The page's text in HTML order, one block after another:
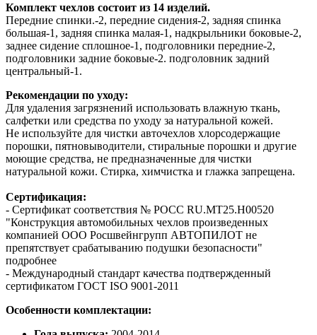
Комплект чехлов состоит из 14 изделий.
Передние спинки.-2, передние сидения-2, задняя спинка
большая-1, задняя спинка малая-1, надкрыльники боковые-2,
заднее сидение сплошное-1, подголовники передние-2,
подголовники задние боковые-2. подголовник задний
центральный-1.
Рекомендации по уходу:
Для удаления загрязнений использовать влажную ткань,
салфетки или средства по уходу за натуральной кожей.
Не используйте для чистки авточехлов хлорсодержащие
порошки, пятновыводители, стиральные порошки и другие
моющие средства, не предназначенные для чистки
натуральной кожи. Стирка, химчистка и глажка запрещена.
Сертификация:
- Сертификат соответствия № РОСС RU.МТ25.Н00520
"Конструкция автомобильных чехлов произведенных
компанией ООО Росшвейнгрупп АВТОПИЛОТ не
препятствует срабатыванию подушки безопасности"
подробнее
- Международный стандарт качества подтвержденный
сертификатом ГОСТ ISO 9001-2011
Особенности комплектации: